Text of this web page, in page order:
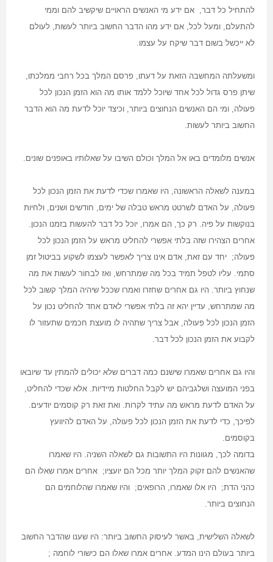
להתחיל כל דבר, אם ידע מי האנשים הראויים שיקשיב להם וממי
להתעלם, ומעל לכל, אם ידע מהו הדבר החשוב ביותר לעשות, לעולם
לא ייכשל בשום דבר שיקח על עצמו.
ומשעלתה המחשבה הזאת על דעתו, פרסם המלך בכל רחבי ממלכתו,
שיתן פרס גדול לכל אחד שיוכל ללמד אותו מה הוא הזמן הנכון לכל
פעולה, ומי הם האנשים הנחוצים ביותר, וכיצד יוכל לדעת מה הוא הדבר
החשוב ביותר לעשות.
אנשים מלומדים באו אל המלך וכולם השיבו על שאלותיו באופנים שונים.
במענה לשאלה הראשונה, היו שאמרו שכדי לדעת את הזמן הנכון לכל
פעולה, על האדם לשרטט מראש טבלה של ימים, חודשים ושנים, ולחיות
בנוקשות על פיה. רק כך, הם אמרו, יוכל כל דבר להעשות בזמנו הנכון.
אחרים הצהירו שזה בלתי אפשרי להחליט מראש על הזמן הנכון לכל
פעולה; יחד עם זאת, אדם אינו צריך לאפשר לעצמו לשקוע בביטול זמן
סתמי. עליו לטפל תמיד בכל מה שמתרחש, ואז לבחור לעשות את מה
שנחוץ ביותר. היו גם אחרים שחזרו ואמרו שככל שיהיה המלך קשוב לכל
מה שמתרחש, עדיין יהא זה בלתי אפשרי לאדם אחד להחליט נכון על
הזמן הנכון לכל פעולה, אבל צריך שתהיה לו מועצת חכמים שתעזור לו
לקבוע את הזמן הנכון לכל דבר.
והיו גם אחרים שאמרו שישנם כמה דברים שלא יכולים להמתין עד שיובאו
בפני המועצה ושלגביהם יש לקבל החלטות מיידיות. אלא שכדי להחליט,
על האדם לדעת מראש מה עתיד לקרות. ואת זאת רק קוסמים יודעים.
לפיכך, כדי לדעת את הזמן הנכון לכל פעולה, על האדם להיוועץ
בקוסמים.
בדומה לכך, מגוונות היו התשובות גם לשאלה השניה. היו שאמרו
שהאנשים להם זקוק המלך יותר מכל הם יועציו; אחרים אמרו שאלו הם
כהני הדת; היו אלו שאמרו, הרופאים; והיו שאמרו שהלוחמים הם
הנחוצים ביותר.
לשאלה השלישית, באשר לעיסוק החשוב ביותר: היו שענו שהדבר החשוב
ביותר בעולם הינו המדע. אחרים אמרו שאלו הם כישורי לוחמה ;